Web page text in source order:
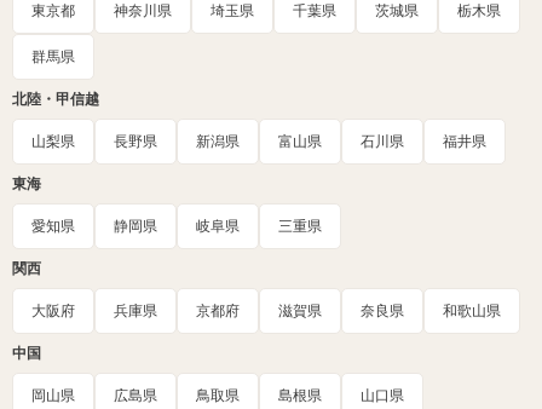
東京都 神奈川県 埼玉県 千葉県 茨城県 栃木県
群馬県
北陸・甲信越
山梨県 長野県 新潟県 富山県 石川県 福井県
東海
愛知県 静岡県 岐阜県 三重県
関西
大阪府 兵庫県 京都府 滋賀県 奈良県 和歌山県
中国
岡山県 広島県 鳥取県 島根県 山口県